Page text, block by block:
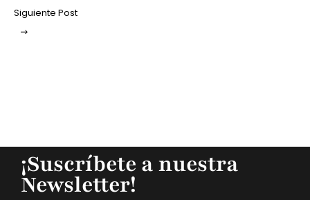
Siguiente Post
¡Suscríbete a nuestra
Newsletter!